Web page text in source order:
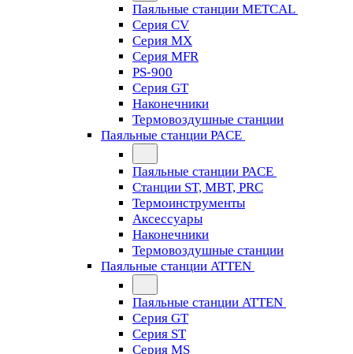
Паяльные станции METCAL
Серия CV
Серия MX
Серия MFR
PS-900
Серия GT
Наконечники
Термовоздушные станции
Паяльные станции PACE
Паяльные станции PACE
Станции ST, MBT, PRC
Термоинструменты
Аксессуары
Наконечники
Термовоздушные станции
Паяльные станции ATTEN
Паяльные станции ATTEN
Серия GT
Серия ST
Серия MS